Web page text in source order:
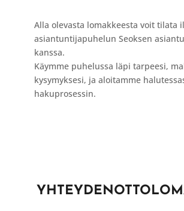
Alla olevasta lomakkeesta voit tilata
asiantuntijapuhelun Seoksen
kanssa.
Käymme puhelussa läpi tarpeesi,
kysymyksesi, ja aloitamme
hakuprosessin.